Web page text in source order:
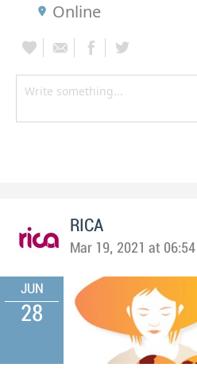
Online
RICA
Mar 19, 2021 at 06:54
JUN
28